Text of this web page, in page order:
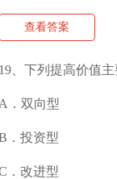
查看答案
19、下列提高价值
A．双向型
．投资型
．改进型